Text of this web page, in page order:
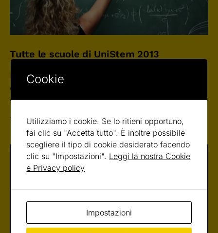
Tutte le scuole di UniStem 2013
Da Nord a Sud, passando anche per l’Europa,
ecco Regione per Regione, l’elenco delle scuole
superiori che parteciperanno:…
7 MARZO 2013
Cookie
Utilizziamo i cookie. Se lo ritieni opportuno,
fai clic su "Accetta tutto". È inoltre possibile
scegliere il tipo di cookie desiderato facendo
clic su "Impostazioni". Leggi la nostra Cookie
e Privacy policy
Impostazioni